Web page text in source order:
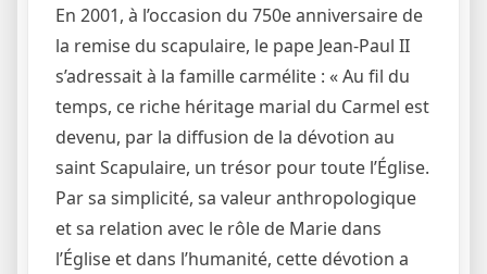
En 2001, à l’occasion du 750e anniversaire de
la remise du scapulaire, le pape Jean-Paul II
s’adressait à la famille carmélite : « Au fil du
temps, ce riche héritage marial du Carmel est
devenu, par la diffusion de la dévotion au
saint Scapulaire, un trésor pour toute l’Église.
Par sa simplicité, sa valeur anthropologique
et sa relation avec le rôle de Marie dans
l’Église et dans l’humanité, cette dévotion a